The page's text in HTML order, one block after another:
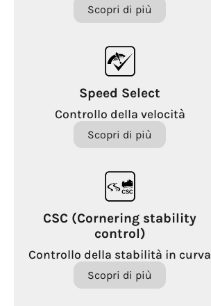
Scopri di più
Speed Select
Controllo della velocità
Scopri di più
CSC (Cornering stability
control)
Controllo della stabilità in curva
Scopri di più